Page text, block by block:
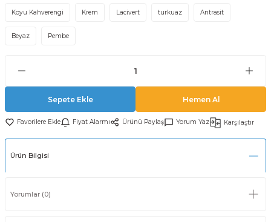
Koyu Kahverengi Krem Lacivert turkuaz Antrasit
Beyaz Pembe
Sepete Ekle Hemen Al
Fiyat Alarmı Ürünü Paylaş Yorum Yaz Karşılaştır
Ürün Bilgisi
Yorumlar (0)